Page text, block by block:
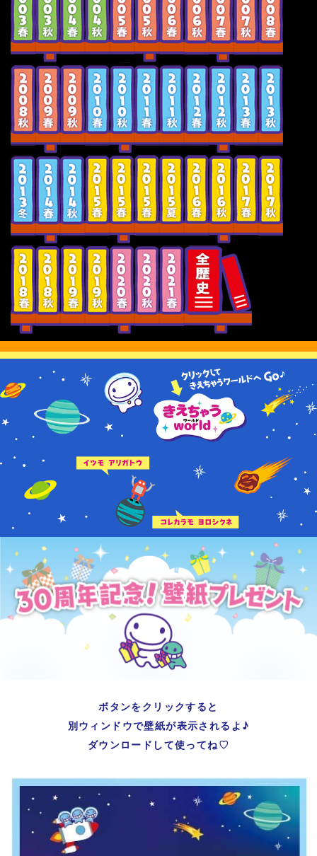
ボタンをクリックすると
別ウィンドウで壁紙が表示されるよ♪
ダウンロードして使ってね♡